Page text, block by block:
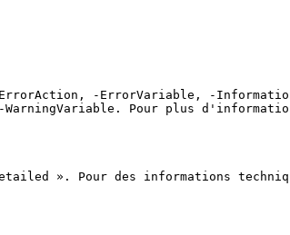
-ErrorAction, -ErrorVariable, -
Pour plus
». Pour des informations